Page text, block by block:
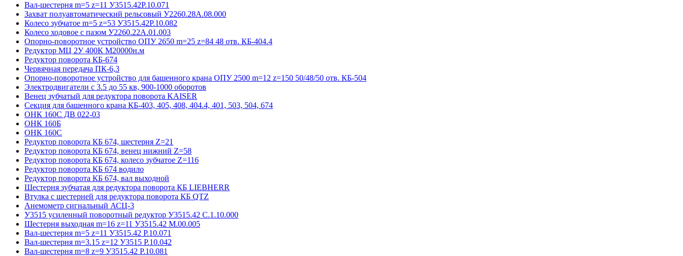
Вал-шестерня m=5 z=11 У3515.42Р.10.071
Захват полуавтоматический рельсовый У2260.28А.08.000
Колесо зубчатое m=5 z=53 У3515.42Р.10.082
Колесо ходовое с пазом У2260.22А.01.003
Опорно-поворотное устройство ОПУ 2650 m=25 z=84 48 отв. КБ-404.4
Редуктор МЦ 2У 400К М20000н.м
Редуктор поворота КБ-674
Червячная передача ПК-6,3
Опорно-поворотное устройство для башенного крана ОПУ 2500 m=12 z=150 50/48/50 отв. КБ-504
Электродвигатели с 3.5 до 55 кв, 900-1000 оборотов
Венец зубчатый для редуктора поворота KAISER
Секция для башенного крана КБ-403, 405, 408, 404.4, 401, 503, 504, 674
ОНК 160С ДВ 022-03
ОНК 160Б
ОНК 160С
Редуктор поворота КБ 674, шестерня Z=21
Редуктор поворота КБ 674, венец нижний Z=58
Редуктор поворота КБ 674, колесо зубчатое Z=116
Редуктор поворота КБ 674 водило
Редуктор поворота КБ 674, вал выходной
Шестерня зубчатая для редуктора поворота КБ LIEBHERR
Втулка с шестерней для редуктора поворота КБ QTZ
Анемометр сигнальный АСЦ-3
У3515 усиленный поворотный редуктор У3515.42 С.1.10.000
Шестерня выходная m=16 z=11 У3515.42 М.00.005
Вал-шестерня m=5 z=11 У3515.42 Р.10.071
Вал-шестерня m=3.15 z=12 У3515 Р.10.042
Вал-шестерня m=8 z=9 У3515.42 Р.10.081